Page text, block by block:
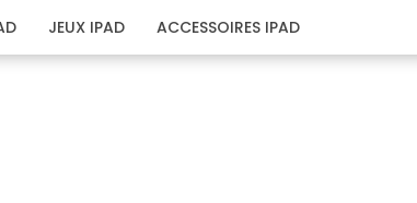
JEUX IPAD ACCESSOIRES IPAD